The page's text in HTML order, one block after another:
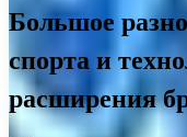
Большое
спорта и
расширения